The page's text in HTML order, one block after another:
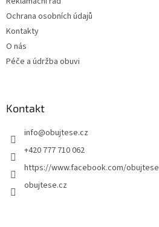
Ochrana osobních údajů
Kontakty
O nás
Péče a údržba obuvi
Kontakt
info@obujtese.cz
+420 777 710 062
https://www.facebook.com/obujtese
obujtese.cz